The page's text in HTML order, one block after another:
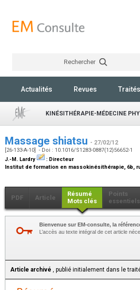
Rechercher
Actualités Revues
KINÉSITHÉRAPIE-MÉDECINE
Massage shiatsu - 27/02/12
[26-133-A-10] - Doi : 10.1016/S1283-0887(12)56652-1
J.-M. Lardry
: Directeur
Institut de formation en massokinésithérapie, 6b,
PDF Article
Résumé
Mots clés
Points
essentiels
Bienvenue sur EM-consulte, la
L’accès au texte intégral de cet article
Article archivé , publié initialement dans le